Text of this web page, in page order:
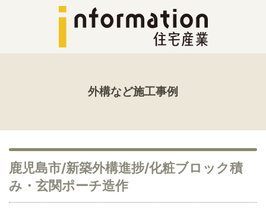
外構など施工事例
鹿児島市/新築外構進捗/化粧ブロック積
み・玄関ポーチ造作